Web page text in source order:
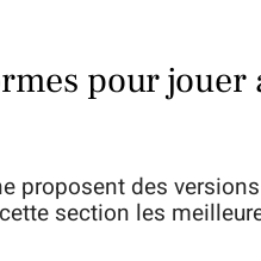
pour
proposent des
section les